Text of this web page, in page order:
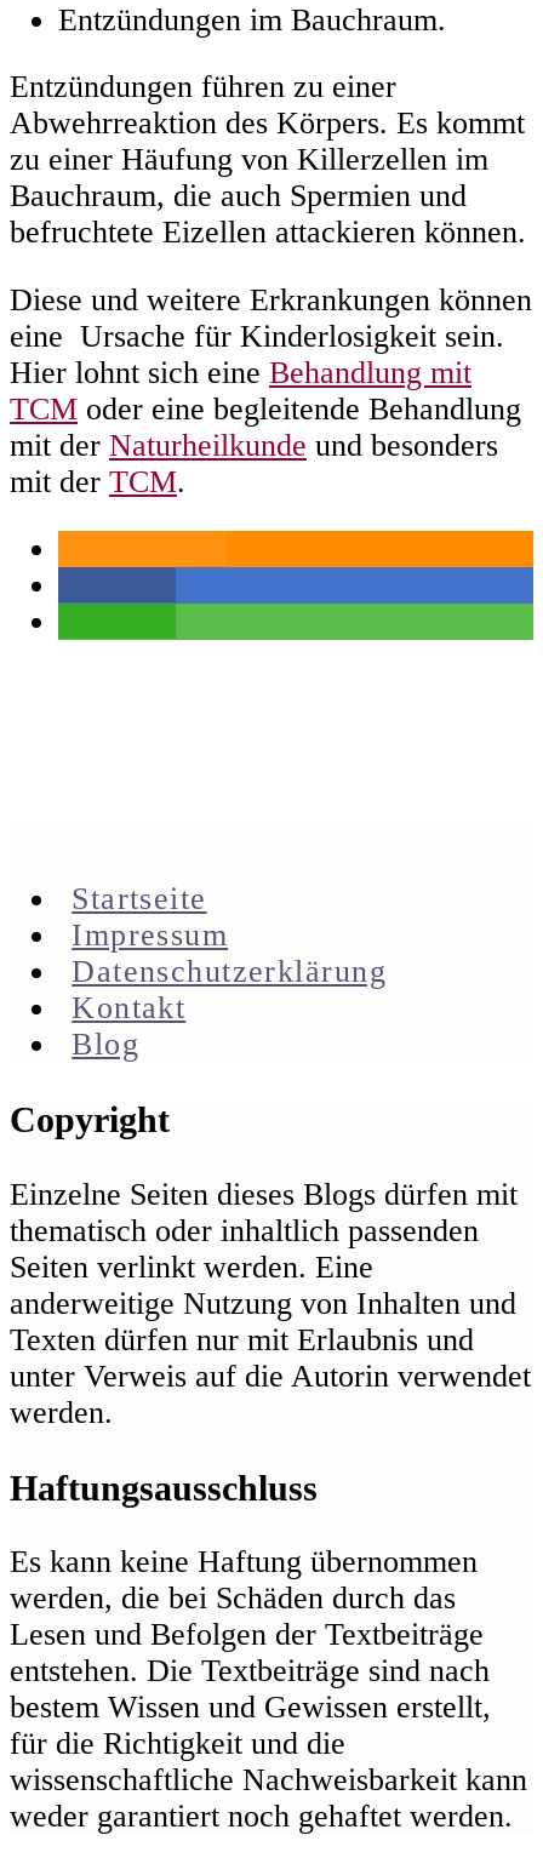
Entzündungen im Bauchraum.
Entzündungen führen zu einer
Abwehrreaktion des Körpers. Es kommt
zu einer Häufung von Killerzellen im
Bauchraum, die auch Spermien und
befruchtete Eizellen attackieren können.
Diese und weitere Erkrankungen können
eine Ursache für Kinderlosigkeit sein.
Hier lohnt sich eine Behandlung mit
TCM oder eine begleitende Behandlung
mit der Naturheilkunde und besonders
mit der TCM.
Startseite
Impressum
Datenschutzerklärung
Kontakt
Blog
Footer
Copyright
Einzelne Seiten dieses Blogs dürfen mit
thematisch oder inhaltlich passenden
Seiten verlinkt werden. Eine
anderweitige Nutzung von Inhalten und
Texten dürfen nur mit Erlaubnis und
unter Verweis auf die Autorin verwendet
werden.
Haftungsausschluss
Es kann keine Haftung übernommen
werden, die bei Schäden durch das
Lesen und Befolgen der Textbeiträge
entstehen. Die Textbeiträge sind nach
bestem Wissen und Gewissen erstellt,
für die Richtigkeit und die
wissenschaftliche Nachweisbarkeit kann
weder garantiert noch gehaftet werden.